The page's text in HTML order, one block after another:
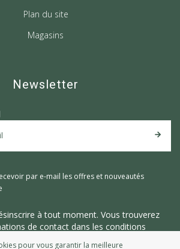
Plan du site
Magasins
Newsletter
par e-mail les offres et nouveautés
à tout moment. Vous trouverez
de contact dans les conditions
pour vous garantir la meilleure